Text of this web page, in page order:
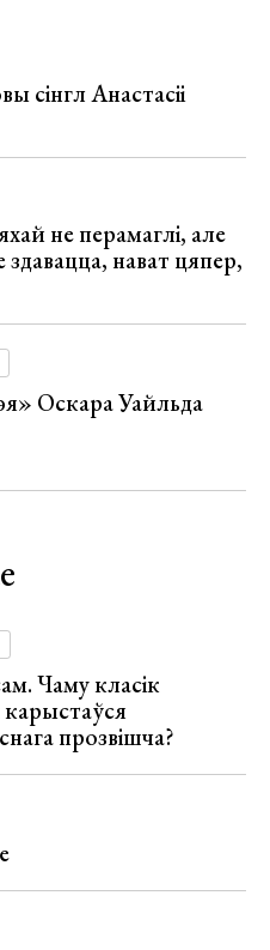
сінгл Анастасіі
не перамаглі, але
здавацца, нават цяпер,
Оскара Уайльда
Чаму класік
карыстаўся
прозвішча?